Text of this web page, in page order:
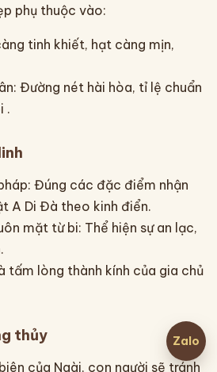
phụ thuộc vào:
tinh khiết, hạt càng mịn,
Đường nét hài hòa, tỉ lệ chuẩn
.
Đúng các đặc điểm nhận
A Di Đà theo kinh điển.
mặt từ bi: Thể hiện sự an lạc,
tấm lòng thành kính của gia chủ
thủy
của Ngài, con người sẽ tránh
Zalo